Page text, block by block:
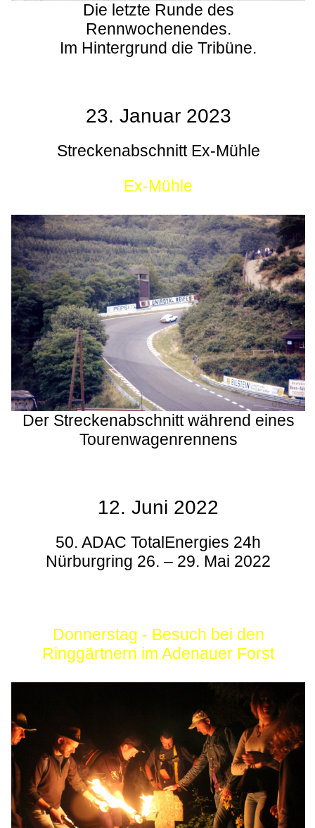
Die letzte Runde des
Rennwochenendes.
Im Hintergrund die Tribüne.
23. Januar 2023
Streckenabschnitt Ex-Mühle
Ex-Mühle
Der Streckenabschnitt während eines
Tourenwagenrennens
12. Juni 2022
50. ADAC TotalEnergies 24h
Nürburgring 26. – 29. Mai 2022
Donnerstag - Besuch bei den
Ringgärtnern im Adenauer Forst